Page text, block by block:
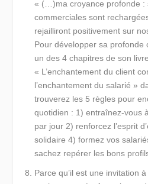
« (…)ma croyance profonde :
commerciales sont
rejailliront positivement sur
Pour développer sa profonde
un des 4 chapitres de son
« L’enchantement du client
l’enchantement du salarié »
trouverez les 5 règles pour
quotidien : 1) entraînez-vous
par jour 2) renforcez l’esprit
solidaire 4) formez vos
sachez repérer les bons
Parce qu’il est une invitation